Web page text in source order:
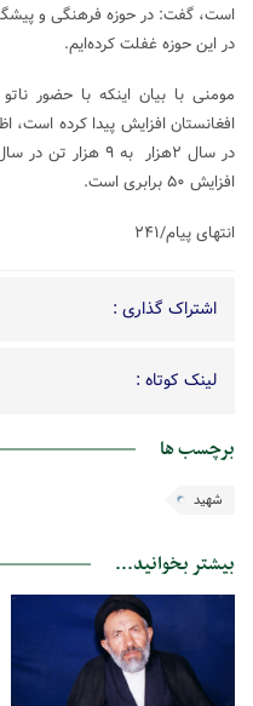
است، گفت: در حوزه فرهنگی و
در این حوزه غفلت کرده‌ایم.
مومنی با بیان اینکه با حضور
افزایش ۵۰ برابری است.
انتهای پیام/۲۴۱
اشتراک گذاری :
لینک کوتاه :
برچسب ها
شهید
بیشتر بخوانید...